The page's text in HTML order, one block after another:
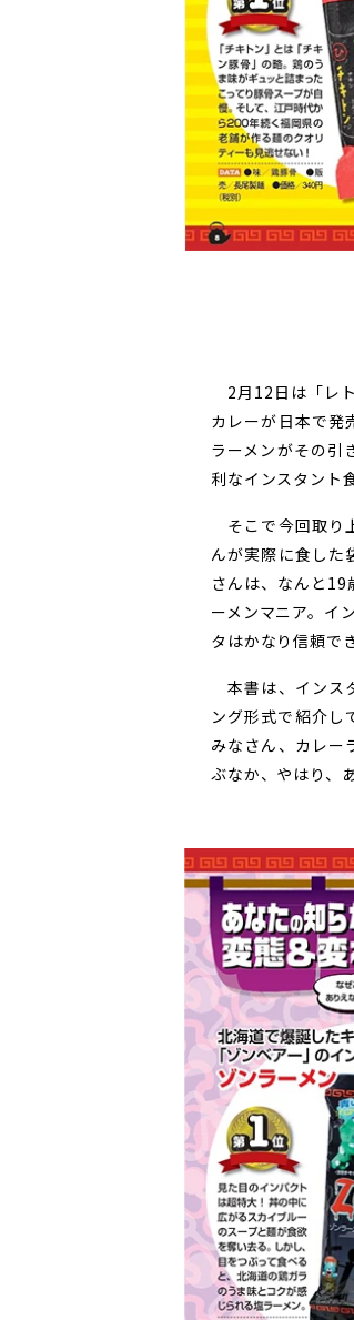
2月12日は「レ
カレーが日本で発
ラーメンがその引
利なインスタント
そこで今回取り
んが実際に食した
さんは、なんと19
ーメンマニア。イ
タはかなり信頼で
本書は、インス
ング形式で紹介し
みなさん、カレー
ぶなか、やはり、